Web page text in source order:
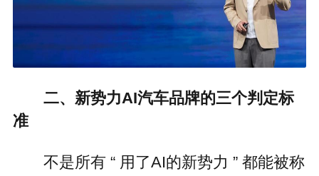
二、新势力AI汽车品牌的三个判定标
准
不是所有 “ 用了AI的新势力 ” 都能被称